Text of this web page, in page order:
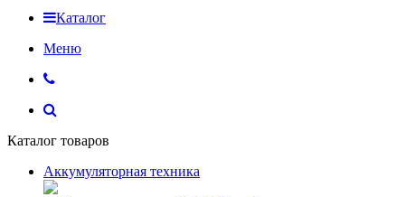
Каталог
Меню
Каталог товаров
Аккумуляторная техника